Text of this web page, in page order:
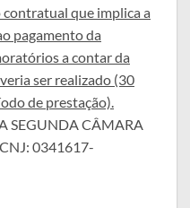
que implica a
pagamento da
a contar da
ser realizado (30
de prestação).
SEGUNDA CÂMARA
0341617-